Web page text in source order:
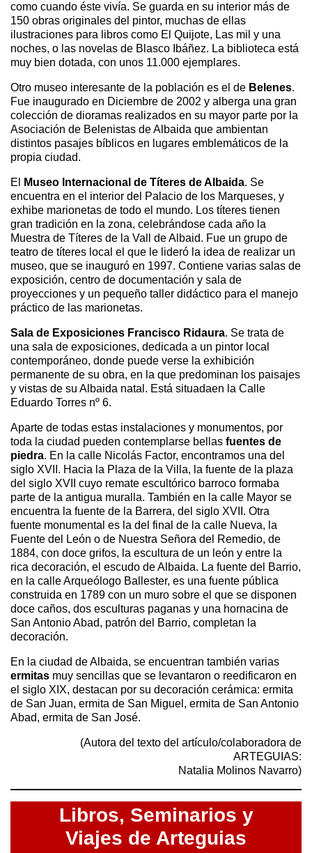
como cuando éste vivía. Se guarda en su interior más de
150 obras originales del pintor, muchas de ellas
ilustraciones para libros como El Quijote, Las mil y una
noches, o las novelas de Blasco Ibáñez. La biblioteca está
muy bien dotada, con unos 11.000 ejemplares.
Otro museo interesante de la población es el de Belenes.
Fue inaugurado en Diciembre de 2002 y alberga una gran
colección de dioramas realizados en su mayor parte por la
Asociación de Belenistas de Albaida que ambientan
distintos pasajes bíblicos en lugares emblemáticos de la
propia ciudad.
El Museo Internacional de Títeres de Albaida. Se
encuentra en el interior del Palacio de los Marqueses, y
exhibe marionetas de todo el mundo. Los títeres tienen
gran tradición en la zona, celebrándose cada año la
Muestra de Títeres de la Vall de Albaid. Fue un grupo de
teatro de títeres local el que le lideró la idea de realizar un
museo, que se inauguró en 1997. Contiene varias salas de
exposición, centro de documentación y sala de
proyecciones y un pequeño taller didáctico para el manejo
práctico de las marionetas.
Sala de Exposiciones Francisco Ridaura. Se trata de
una sala de exposiciones, dedicada a un pintor local
contemporáneo, donde puede verse la exhibición
permanente de su obra, en la que predominan los paisajes
y vistas de su Albaida natal. Está situadaen la Calle
Eduardo Torres nº 6.
Aparte de todas estas instalaciones y monumentos, por
toda la ciudad pueden contemplarse bellas fuentes de
piedra. En la calle Nicolás Factor, encontramos una del
siglo XVII. Hacia la Plaza de la Villa, la fuente de la plaza
del siglo XVII cuyo remate escultórico barroco formaba
parte de la antigua muralla. También en la calle Mayor se
encuentra la fuente de la Barrera, del siglo XVII. Otra
fuente monumental es la del final de la calle Nueva, la
Fuente del León o de Nuestra Señora del Remedio, de
1884, con doce grifos, la escultura de un león y entre la
rica decoración, el escudo de Albaida. La fuente del Barrio,
en la calle Arqueólogo Ballester, es una fuente pública
construida en 1789 con un muro sobre el que se disponen
doce caños, dos esculturas paganas y una hornacina de
San Antonio Abad, patrón del Barrio, completan la
decoración.
En la ciudad de Albaida, se encuentran también varias
ermitas muy sencillas que se levantaron o reedificaron en
el siglo XIX, destacan por su decoración cerámica: ermita
de San Juan, ermita de San Miguel, ermita de San Antonio
Abad, ermita de San José.
(Autora del texto del artículo/colaboradora de
ARTEGUIAS:
Natalia Molinos Navarro)
Libros, Seminarios y
Viajes de Arteguias